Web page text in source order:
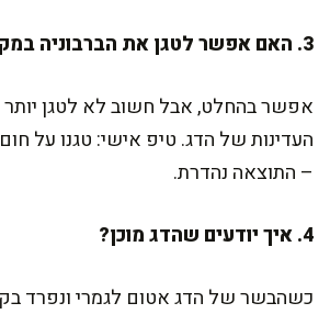
3. האם אפשר לטגן את הברבוניה במקום לאפות?
אפשר בהחלט, אבל חשוב לא לטגן יותר
העדינות של הדג. טיפ אישי: טגנו על
– התוצאה נהדרת.
4. איך יודעים שהדג מוכן?
כשהבשר של הדג אטום לגמרי ונפרד